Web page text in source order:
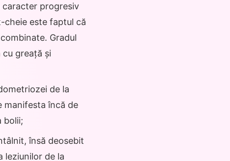
caracter progresiv
cheie este faptul că
Gradul
greață și
de la
manifesta încă de
bolii;
însă deosebit
leziunilor de la